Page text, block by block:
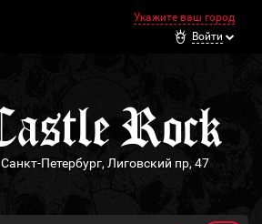
Укажите ваш город
Войти
Санкт-Петербург, Лиговский пр, 47